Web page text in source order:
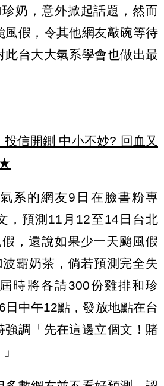
奶，意外掀起話題，然而
風假，令其他網友敲碗等待
此台大大氣系學會也做出最
信開鍘 中小不妙? 回血又
系的網友9日在臉書粉專
，預測11月12至14日台北
，還說如果少一天颱風假
霸奶茶，倘若預測完全失
時將各請300份雞排和珍
日中午12點，發放地點在台
強調「先在這邊立個文！賭